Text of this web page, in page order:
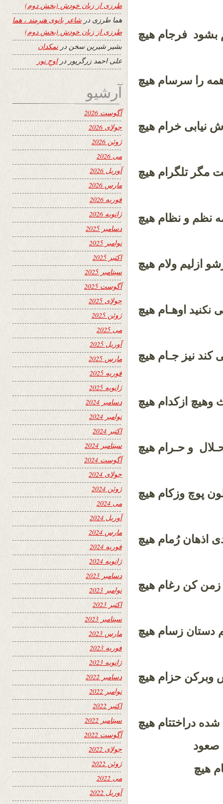
بشود فرجام هیچ
را سرسام هیچ
نیابی خرام هیچ
مگر تلگرام هیچ
نظم و نظام هیچ
ازلیم ولام هیچ
نکنید اوهـام هیچ
کند نیز جـام هیچ
وهیچ ازکدام هیچ
و حـرام هیچ
پوچ وزکام هیچ
اذهان رُمام هیچ
زمن کن رغام هیچ
دستان زسام هیچ
وبرکن حزام هیچ
شده دراختتام هیچ
صعود
هیچ
طرزی از زبان خودش (بخش دوم)
هما طرزی در شاعر بانوی هنرمند ، هما
طرزی از زبان خودش (بخش دوم)
بشیر شیرین سخن درنمکدان
علی احمد زرگرپور دراوجِ نور
آرشیو
آگوست 2026
جولای 2026
ژوئن 2026
می 2026
آوریل 2026
مارس 2026
فوریه 2026
ژانویه 2026
دسامبر 2025
نوامبر 2025
اکتبر 2025
سپتامبر 2025
آگوست 2025
جولای 2025
ژوئن 2025
می 2025
آوریل 2025
مارس 2025
فوریه 2025
ژانویه 2025
دسامبر 2024
نوامبر 2024
اکتبر 2024
سپتامبر 2024
آگوست 2024
جولای 2024
ژوئن 2024
می 2024
آوریل 2024
مارس 2024
فوریه 2024
ژانویه 2024
دسامبر 2023
نوامبر 2023
اکتبر 2023
سپتامبر 2023
مارس 2023
فوریه 2023
ژانویه 2023
دسامبر 2022
نوامبر 2022
اکتبر 2022
سپتامبر 2022
آگوست 2022
جولای 2022
ژوئن 2022
می 2022
آوریل 2022